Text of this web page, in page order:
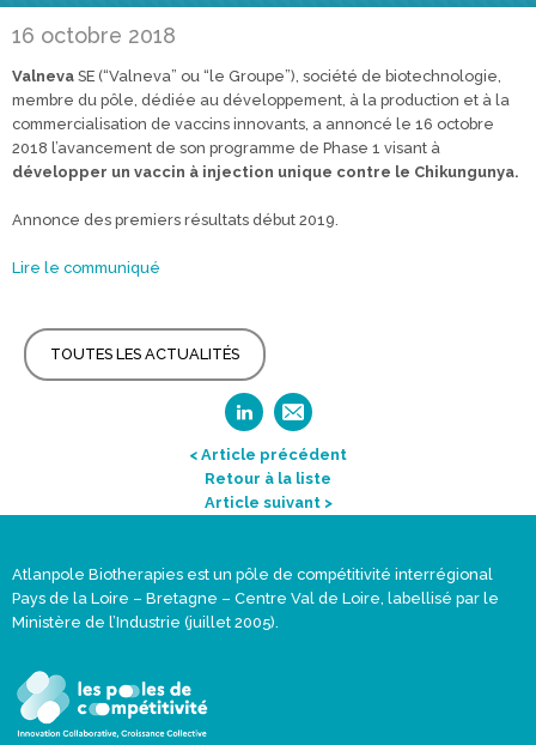
Financeurs
16 octobre 2018
Valneva SE (“Valneva” ou “le Groupe”), société de biotechnologie,
membre du pôle, dédiée au développement, à la production et à la
commercialisation de vaccins innovants, a annoncé le 16 octobre
2018 l’avancement de son programme de Phase 1 visant à
développer un vaccin à injection unique contre le Chikungunya.
Annonce des premiers résultats début 2019.
Lire le communiqué
TOUTES LES ACTUALITÉS
< Article précédent
Retour à la liste
Article suivant >
Atlanpole Biotherapies est un pôle de compétitivité interrégional
Pays de la Loire – Bretagne – Centre Val de Loire, labellisé par le
Ministère de l’Industrie (juillet 2005).